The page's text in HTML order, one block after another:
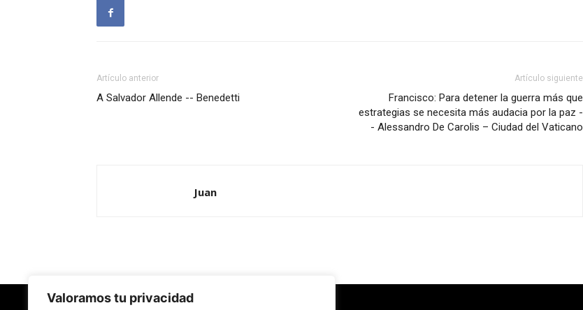
Valoramos tu privacidad
Artículo anterior
A Salvador Allende -- Benedetti
Artículo siguiente
Francisco: Para detener la guerra más que
estrategias se necesita más audacia por la paz -
- Alessandro De Carolis – Ciudad del Vaticano
Juan